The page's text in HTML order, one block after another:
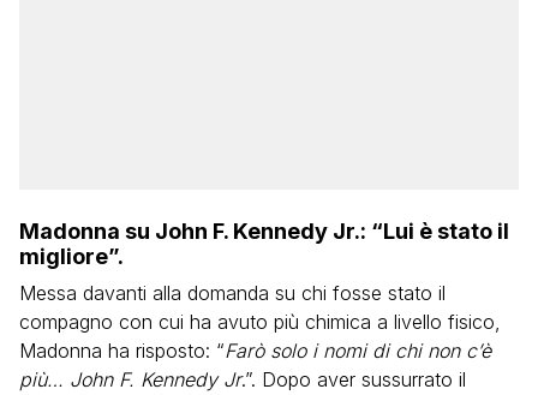
Madonna su John F. Kennedy Jr.: “Lui è stato il
migliore”.
Messa davanti alla domanda su chi fosse stato il
compagno con cui ha avuto più chimica a livello fisico,
Madonna ha risposto: “Farò solo i nomi di chi non c’è
più… John F. Kennedy Jr.”. Dopo aver sussurrato il